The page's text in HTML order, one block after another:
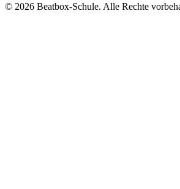
© 2026 Beatbox-Schule. Alle Rechte